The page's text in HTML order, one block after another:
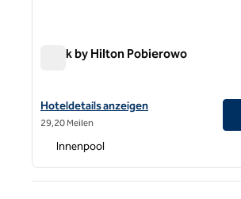
Spark by Hilton Pobierowo
Hoteldetails für Spark by Hilton
Hoteldetails anzeigen
29,20 Meilen
Innenpool